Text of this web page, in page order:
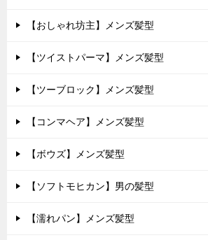
【おしゃれ坊主】メンズ髪型
【ツイストパーマ】メンズ髪型
【ツーブロック】メンズ髪型
【コンマヘア】メンズ髪型
【ボウズ】メンズ髪型
【ソフトモヒカン】男の髪型
【濡れパン】メンズ髪型